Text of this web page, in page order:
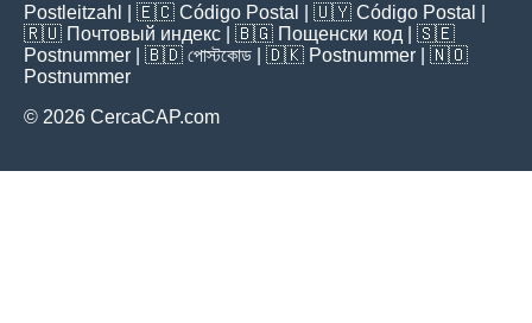
Postleitzahl
| 🇪🇨 Código Postal | 🇺🇾 Código Postal
🇷🇺 Почтовый индекс | 🇧🇬 Пощенски код | 🇸🇪
Postnummer | 🇧🇩 পোস্টকোড | 🇩🇰 Postnummer | 🇳🇴
Postnummer
© 2026 CercaCAP.com